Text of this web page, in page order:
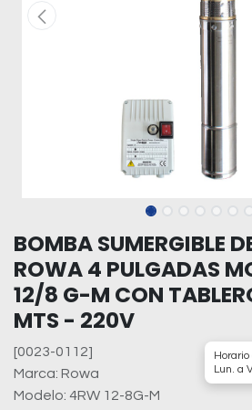
BOMBA SUMERGIBLE
ROWA 4 PULGADAS
12/8 G-M CON
MTS - 220V
[0023-0112]
Marca: Rowa
Modelo: 4RW 12-8G-M
Lun. a